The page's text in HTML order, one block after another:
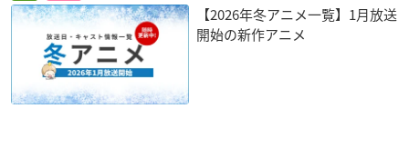
【2026年冬アニメ一覧】1月放送
開始の新作アニメ